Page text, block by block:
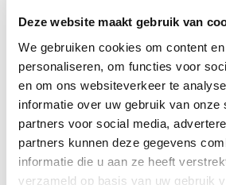
Deze website maakt gebruik van
We gebruiken cookies om content
personaliseren, om functies voor
en om ons websiteverkeer te
informatie over uw gebruik van onze
partners voor social media,
partners kunnen deze gegevens
informatie die u aan ze heeft
verzameld op basis van uw gebruik
info@bruut.nl
About this product
Shipment and returns
Related